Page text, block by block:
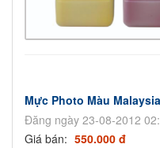
Mực Photo Màu Malaysia
Đăng ngày 23-08-2012
Giá bán: 550.000 đ